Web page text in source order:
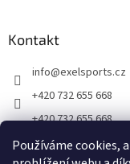
Používáme cookies,
Kontakt
info@exelsports.cz
+420 732 655 668
+420 732 655 668
https://